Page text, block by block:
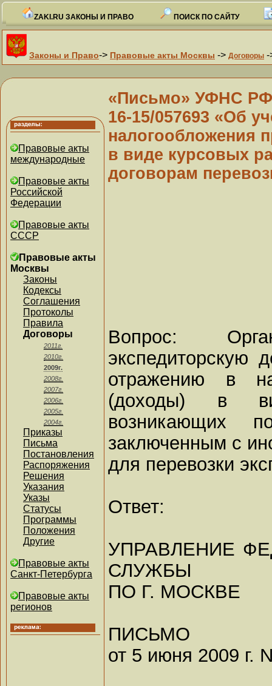
ZAKI.RU ЗАКОНЫ И ПРАВО ПОИСК ПО САЙТУ
Законы и Право-> Правовые акты Москвы -> Договоры
Правовые акты
международные
Правовые акты
Российской
Федерации
Правовые акты
СССР
Правовые акты
Москвы
Законы
Кодексы
Соглашения
Протоколы
Правила
Договоры
2011г.
2010г.
2009г.
2008г.
2007г.
2006г.
2005г.
2004г.
Приказы
Письма
Постановления
Распоряжения
Решения
Указания
Указы
Статусы
Программы
Положения
Другие
Правовые акты
Санкт-Петербурга
Правовые акты
регионов
«Письмо» УФНС РФ
16-15/057693 «Об
налогообложения
в виде курсовых
договорам
Вопрос:
экспедиторскую
отражению в
(доходы) в
возникающих
заключенным с
для перевозки
Ответ:
УПРАВЛЕНИЕ
СЛУЖБЫ
ПО Г. МОСКВЕ
ПИСЬМО
от 5 июня 2009 г.